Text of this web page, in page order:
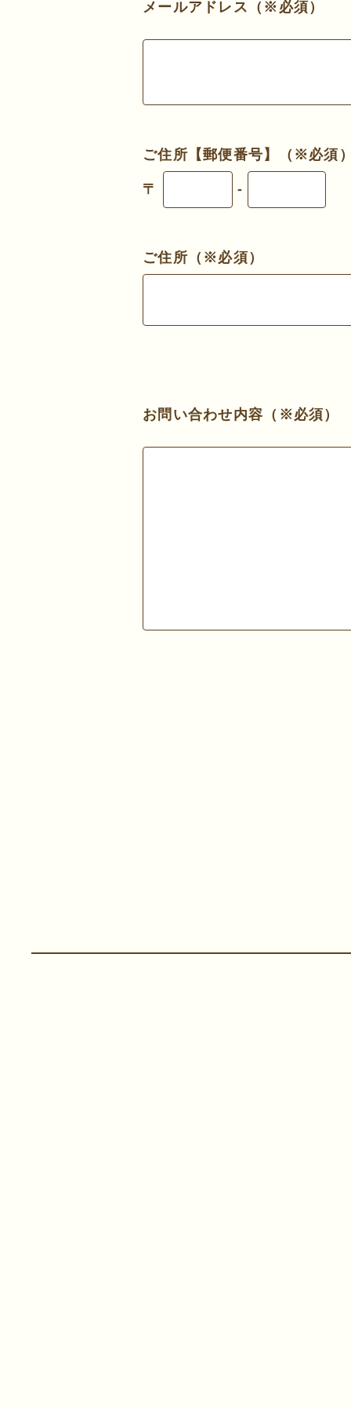
メールアドレス（※必須）
ご住所【郵便番号】（※必須
〒 -
ご住所（※必須）
お問い合わせ内容（※必須）